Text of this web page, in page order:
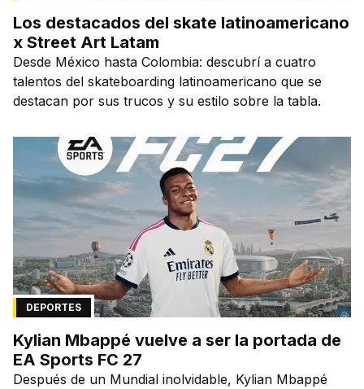
Los destacados del skate latinoamericano
x Street Art Latam
Desde México hasta Colombia: descubrí a cuatro
talentos del skateboarding latinoamericano que se
destacan por sus trucos y su estilo sobre la tabla.
DEPORTES
Kylian Mbappé vuelve a ser la portada de
EA Sports FC 27
Después de un Mundial inolvidable, Kylian Mbappé